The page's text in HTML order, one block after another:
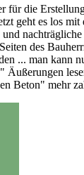
für die
geht es los
und
des
... man kann
Äußerungen
Beton" mehr